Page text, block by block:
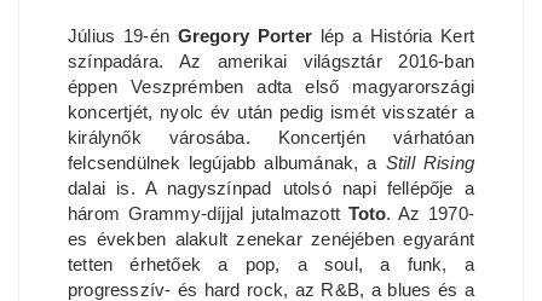
Július 19-én Gregory Porter lép a História Kert
színpadára. Az amerikai világsztár 2016-ban
éppen Veszprémben adta első magyarországi
koncertjét, nyolc év után pedig ismét visszatér a
királynők városába. Koncertjén várhatóan
felcsendülnek legújabb albumának, a Still Rising
dalai is. A nagyszínpad utolsó napi fellépője a
három Grammy-díjjal jutalmazott Toto. Az 1970-
es években alakult zenekar zenéjében egyaránt
tetten érhetőek a pop, a soul, a funk, a
progresszív- és hard rock, az R&B, a blues és a